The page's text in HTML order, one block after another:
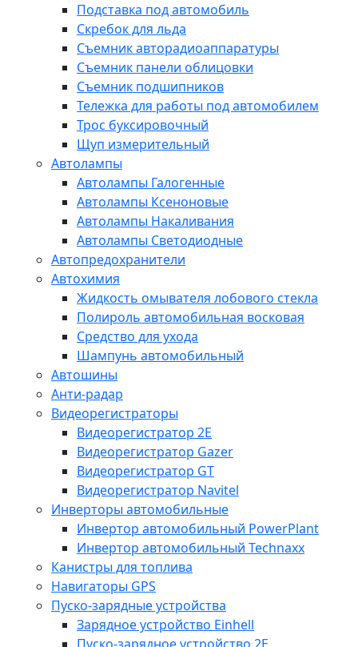
Подставка под автомобиль
Скребок для льда
Съемник авторадиоаппаратуры
Съемник панели облицовки
Съемник подшипников
Тележка для работы под автомобилем
Трос буксировочный
Щуп измерительный
Автолампы
Автолампы Галогенные
Автолампы Ксеноновые
Автолампы Накаливания
Автолампы Светодиодные
Автопредохранители
Автохимия
Жидкость омывателя лобового стекла
Полироль автомобильная восковая
Средство для ухода
Шампунь автомобильный
Автошины
Анти-радар
Видеорегистраторы
Видеорегистратор 2E
Видеорегистратор Gazer
Видеорегистратор GT
Видеорегистратор Navitel
Инверторы автомобильные
Инвертор автомобильный PowerPlant
Инвертор автомобильный Technaxx
Канистры для топлива
Навигаторы GPS
Пуско-зарядные устройства
Зарядное устройство Einhell